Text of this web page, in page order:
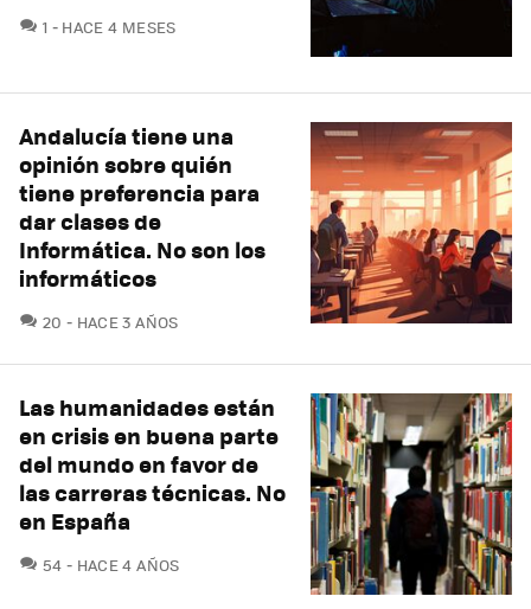
1 COMENTARIOS
HACE 4 MESES
Andalucía tiene una
opinión sobre quién
tiene preferencia para
dar clases de
Informática. No son los
informáticos
20 COMENTARIOS
HACE 3 AÑOS
Las humanidades están
en crisis en buena parte
del mundo en favor de
las carreras técnicas. No
en España
54 COMENTARIOS
HACE 4 AÑOS